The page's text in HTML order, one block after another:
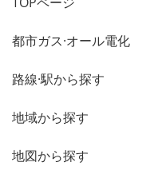
都市ガス·オール電化
路線·駅から探す
地域から探す
地図から探す